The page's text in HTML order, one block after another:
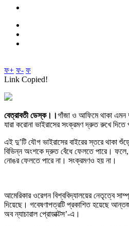
ফ+ ফ- ফ
Link Copied!
বেত্রাবতী ডেস্ক।।গাঁজা ও আফিমে থাকা এমন
যারা করোনা ভাইরাসের সংক্রমণ দ্রুত রুখে দিতে
এই দু’টি যৌগ ভাইরাসের বাইরের স্তরে থাকা
বিভিন্ন অংশকে দ্রুত বেঁধে ফেলতে পারে।
নোঙর ফেলতে পারে না। সংক্রমণও হয় না।
আমেরিকার ওরেগন বিশ্ববিদ্যালয়ের নেতৃত্বে
দিয়েছে। গবেষণাপত্রটি প্রকাশিত হয়েছে
অব ন্যাচারাল প্রোডাক্টস’-এ।